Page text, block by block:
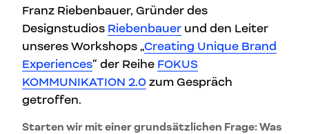
Franz Riebenbauer, Gründer des
Designstudios Riebenbauer und den Leiter
unseres Workshops „Creating Unique Brand
Experiences“ der Reihe FOKUS
KOMMUNIKATION 2.0 zum Gespräch
getroffen.
Starten wir mit einer grundsätzlichen Frage: Was